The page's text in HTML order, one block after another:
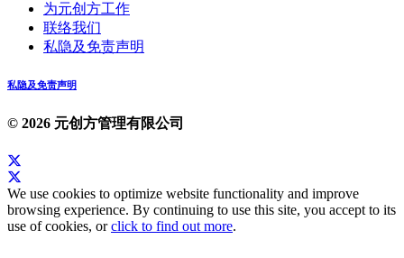
为元创方工作
联络我们
私隐及免责声明
私隐及免责声明
© 2026 元创方管理有限公司
We use cookies to optimize website functionality and improve
browsing experience. By continuing to use this site, you accept to its
use of cookies, orclick to find out more.